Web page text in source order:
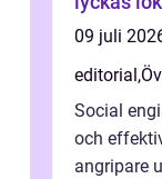
09 juli
editorial,
Social
och
angripare